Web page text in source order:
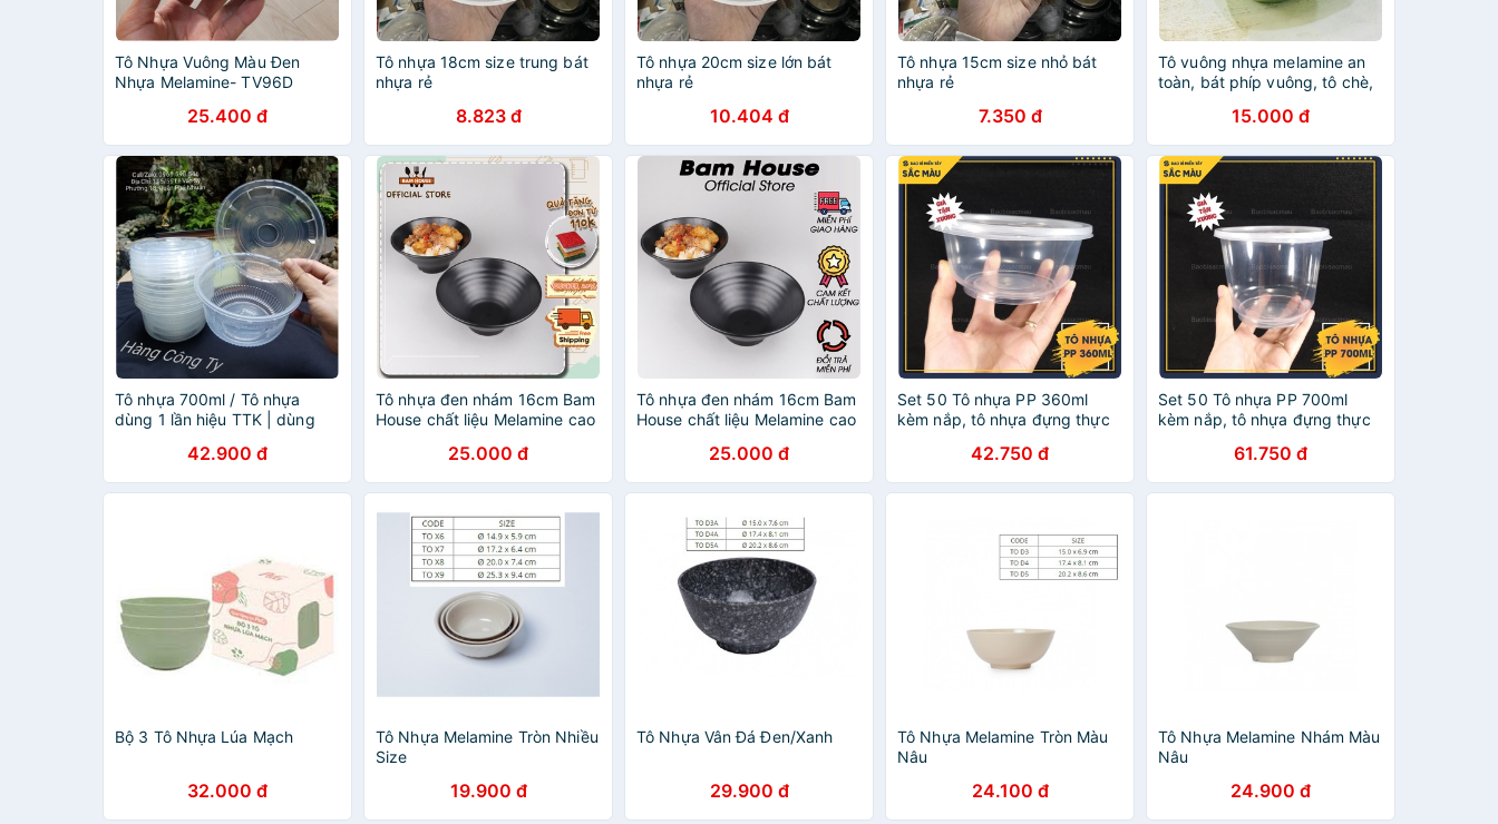
Tô Nhựa Vuông Màu Đen
Nhựa Melamine- TV96D
25.400 đ
Tô nhựa 18cm size trung bát
nhựa rẻ
8.823 đ
Tô nhựa 20cm size lớn bát
nhựa rẻ
10.404 đ
Tô nhựa 15cm size nhỏ bát
nhựa rẻ
7.350 đ
Tô vuông nhựa melamine an
toàn, bát phíp vuông, tô chè,
Fataco, tô vuông Fataco
15.000 đ
Tô nhựa 700ml / Tô nhựa
dùng 1 lần hiệu TTK | dùng
42.900 đ
Tô nhựa đen nhám 16cm Bam
House chất liệu Melamine cao
25.000 đ
Tô nhựa đen nhám 16cm Bam
House chất liệu Melamine cao
25.000 đ
Set 50 Tô nhựa PP 360ml
kèm nắp, tô nhựa đựng thực
42.750 đ
Set 50 Tô nhựa PP 700ml
kèm nắp, tô nhựa đựng thực
61.750 đ
Bộ 3 Tô Nhựa Lúa Mạch
32.000 đ
Tô Nhựa Melamine Tròn Nhiều
Size
19.900 đ
Tô Nhựa Vân Đá Đen/Xanh
29.900 đ
Tô Nhựa Melamine Tròn Màu
Nâu
24.100 đ
Tô Nhựa Melamine Nhám Màu
Nâu
24.900 đ